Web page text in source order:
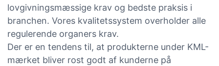
lovgivningsmæssige krav og bedste praksis i
branchen. Vores kvalitetssystem overholder alle
regulerende organers krav.
Der er en tendens til, at produkterne under KML-
mærket bliver rost godt af kunderne på